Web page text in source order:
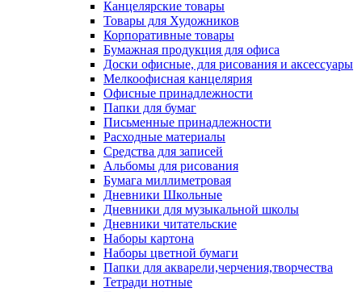
Канцелярские товары
Товары для Художников
Корпоративные товары
Бумажная продукция для офиса
Доски офисные, для рисования и аксессуары
Мелкоофисная канцелярия
Офисные принадлежности
Папки для бумаг
Письменные принадлежности
Расходные материалы
Средства для записей
Альбомы для рисования
Бумага миллиметровая
Дневники Школьные
Дневники для музыкальной школы
Дневники читательские
Наборы картона
Наборы цветной бумаги
Папки для акварели,черчения,творчества
Тетради нотные